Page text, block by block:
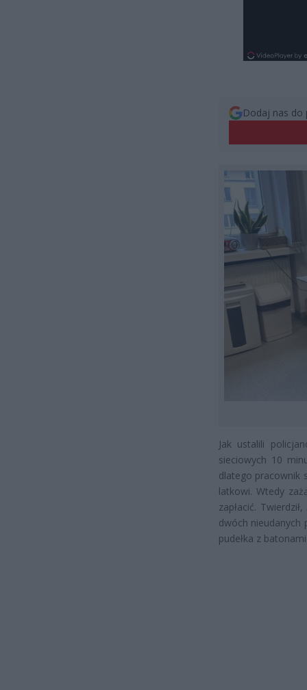
Dodaj nas do
Jak ustalili
sieciowych 10
dlatego pracownik
latkowi. Wtedy
zapłacić.
dwóch nieudanych
pudełka z